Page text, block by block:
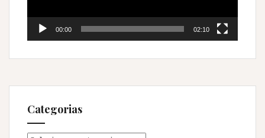
00:00 02:10
Categorias